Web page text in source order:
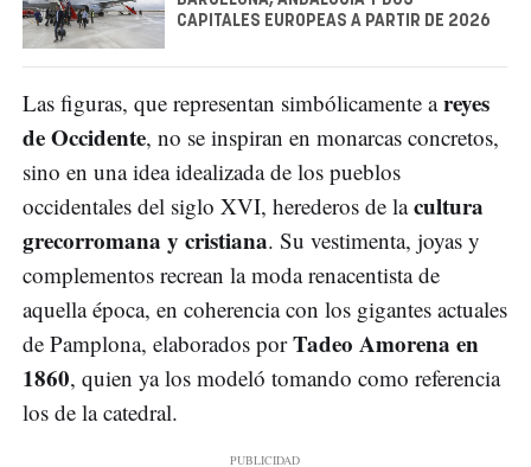
CAPITALES EUROPEAS A PARTIR DE 2026
Las figuras, que representan simbólicamente areyes
de Occidente, no se inspiran en monarcas concretos,
sino en una idea idealizada de los pueblos
occidentales del siglo XVI, herederos de lacultura
grecorromana y cristiana. Su vestimenta, joyas y
complementos recrean la moda renacentista de
aquella época, en coherencia con los gigantes actuales
de Pamplona, elaborados porTadeo Amorena en
1860, quien ya los modeló tomando como referencia
los de la catedral.